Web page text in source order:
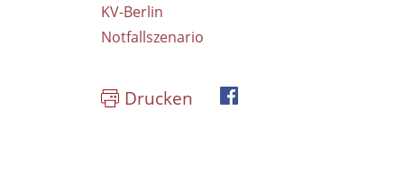
KV-Berlin
Notfallszenario
Drucken
Facebook